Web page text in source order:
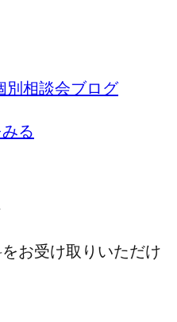
別相談会ブログ
る
お受け取りいただけ